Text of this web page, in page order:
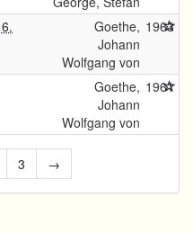
Goethe,
Johann
Wolfgang von
1963
Goethe,
Johann
Wolfgang von
1961
3 →